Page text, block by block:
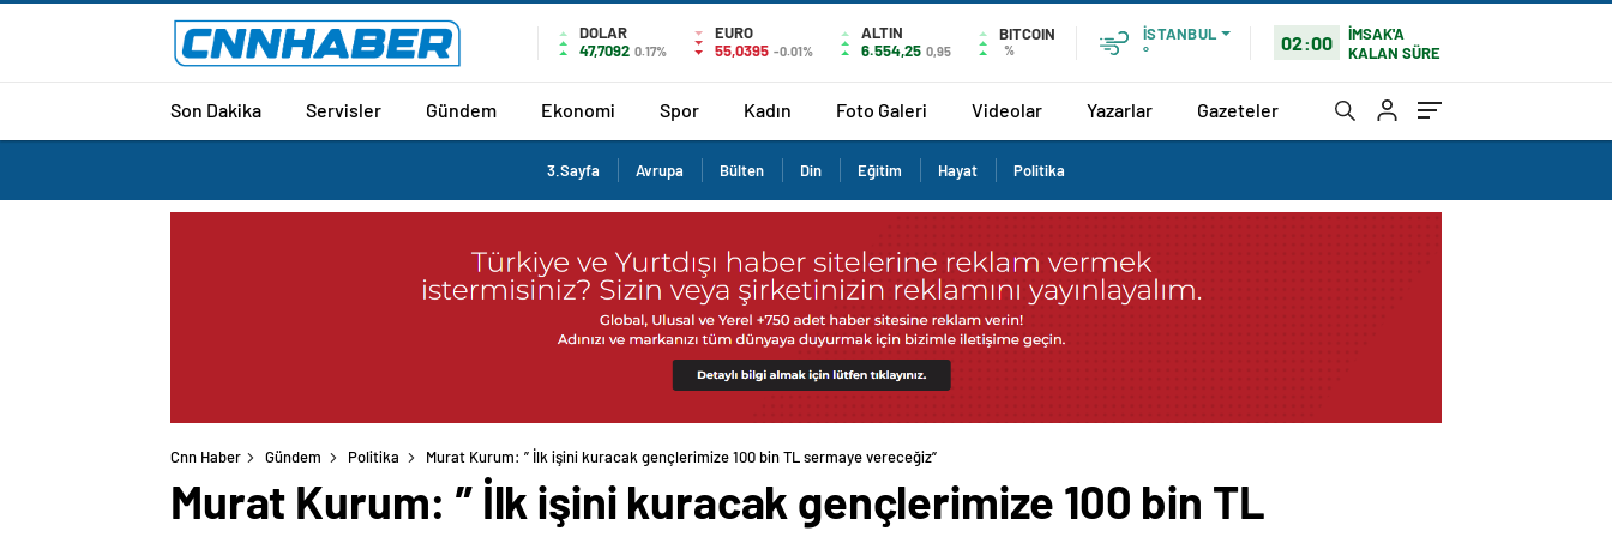
DOLAR
47,7092 0.17%
EURO
55,0395 -0.01%
ALTIN
6.554,25 0,95
BITCOIN
%
İSTANBUL
°
02:00
İMSAK'A
KALAN SÜRE
Son Dakika Servisler Gündem Ekonomi Spor Kadın Foto Galeri Videolar Yazarlar Gazeteler
3.Sayfa Avrupa Bülten Din Eğitim Hayat Politika
Cnn Haber Gündem Politika Murat Kurum: ” İlk işini kuracak gençlerimize 100 bin TL sermaye vereceğiz”
Murat Kurum: ” İlk işini kuracak gençlerimize 100 bin TL